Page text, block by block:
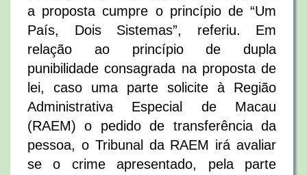
a proposta cumpre o princípio de “Um
País, Dois Sistemas”, referiu. Em
relação ao princípio de dupla
punibilidade consagrada na proposta de
lei, caso uma parte solicite à Região
Administrativa Especial de Macau
(RAEM) o pedido de transferência da
pessoa, o Tribunal da RAEM irá avaliar
se o crime apresentado, pela parte